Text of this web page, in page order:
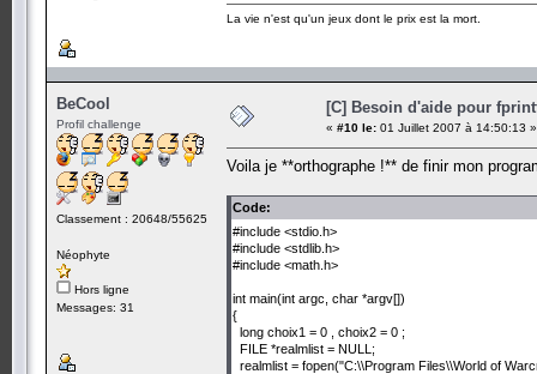
La vie n'est qu'un jeux dont le prix est la mort.
BeCool
Profil challenge
Classement : 20648/55625
Néophyte
Hors ligne
Messages: 31
[C] Besoin d'aide pour
« #10 le: 01 Juillet 2007 à 14:50:13 »
Voila je **orthographe !** de finir mon
Code:
#include <stdio.h>
#include <stdlib.h>
#include <math.h>
int main(int argc, char *argv[])
{
long choix1 = 0 , choix2 = 0 ;
FILE *realmlist = NULL;
realmlist = fopen("C:\\Program Files\\World of